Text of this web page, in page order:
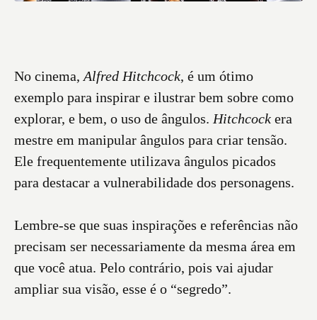
No cinema, Alfred Hitchcock, é um ótimo
exemplo para inspirar e ilustrar bem sobre como
explorar, e bem, o uso de ângulos. Hitchcock era
mestre em manipular ângulos para criar tensão.
Ele frequentemente utilizava ângulos picados
para destacar a vulnerabilidade dos personagens.
Lembre-se que suas inspirações e referências não
precisam ser necessariamente da mesma área em
que você atua. Pelo contrário, pois vai ajudar
ampliar sua visão, esse é o “segredo”.